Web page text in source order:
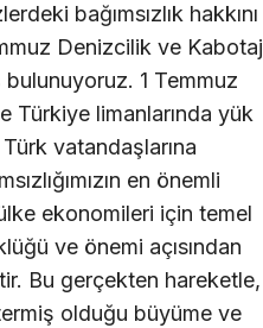
bağımsızlık hakkını
Denizcilik ve Kabotaj
bulunuyoruz. 1 Temmuz
Türkiye limanlarında yük
vatandaşlarına
en önemli
ekonomileri için temel
ve önemi açısından
Bu gerçekten hareketle,
olduğu büyüme ve